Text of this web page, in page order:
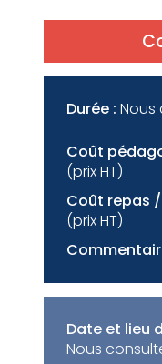
Durée :
Coût
(prix HT)
Coût repas
(prix HT)
Date et lieu
Nous